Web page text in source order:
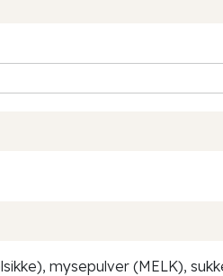
mysepulver (MELK),